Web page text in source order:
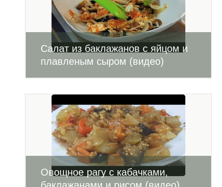
Салат из баклажанов с яйцом и
плавленым сыром (видео)
Овощное рагу с кабачками,